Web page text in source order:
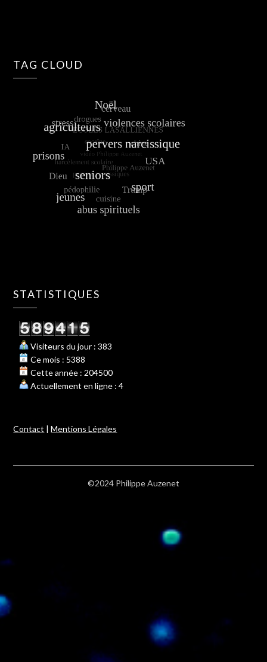
TAG CLOUD
STATISTIQUES
Visiteurs du jour : 383
Ce mois : 5388
Cette année : 204500
Actuellement en ligne : 4
Contact |Mentions Légales
©2024 Philippe Auzenet